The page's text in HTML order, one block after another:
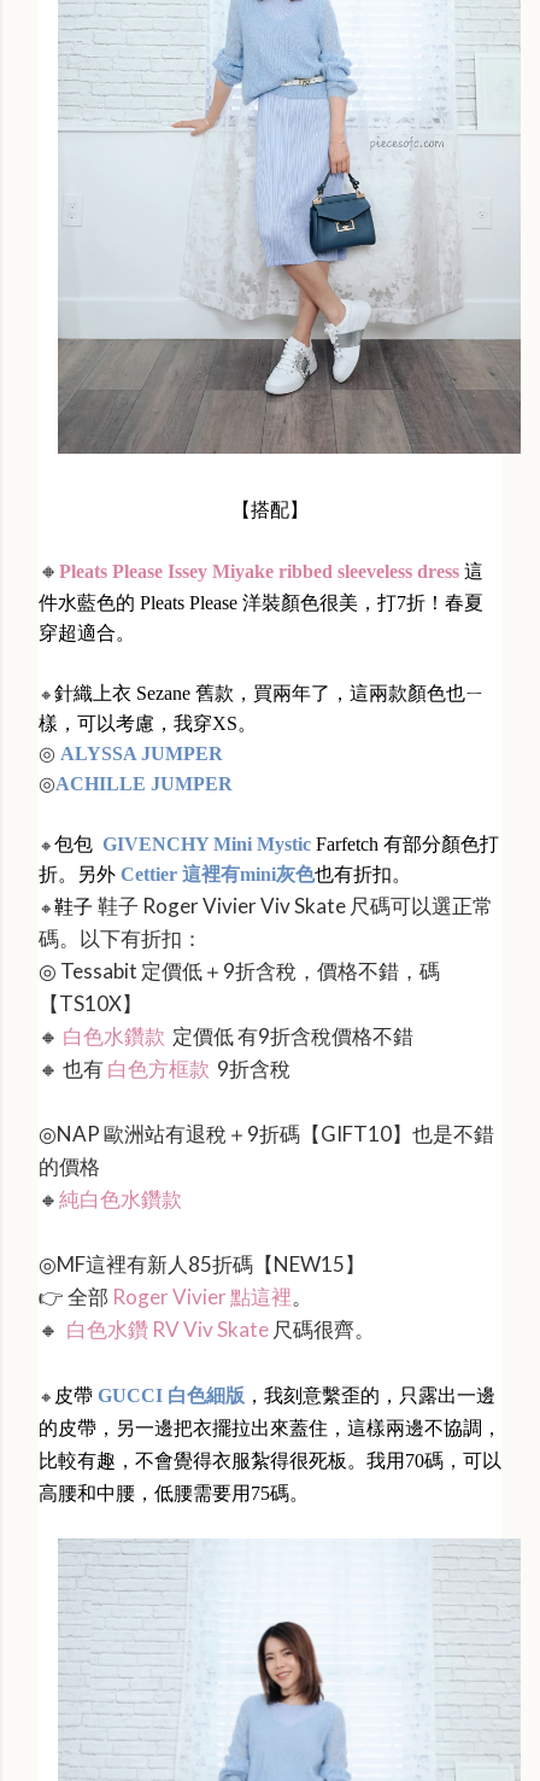
【搭配】
🔸 Pleats Please Issey Miyake ribbed sleeveless dress 這
件水藍色的 Pleats Please 洋裝顏色很美，打7折！春夏
穿超適合。
🔸 針織上衣 Sezane 舊款，買兩年了，這兩款顏色也ㄧ
樣，可以考慮，我穿XS。
◎ ALYSSA JUMPER
◎ACHILLE JUMPER
🔸 包包 GIVENCHY Mini Mystic Farfetch 有部分顏色打
折。另外 Cettier 這裡有mini灰色也有折扣。
🔸 鞋子 鞋子 Roger VivierViv Skate 尺碼可以選正常
碼。 以下有折扣：
◎ Tessabit 定價低＋9折含稅，價格不錯，碼
【TS10X】
🔸 白色水鑽款 定價低 有9折含稅價格不錯
🔸 也有白色方框款 9折含稅
◎NAP 歐洲站有退稅＋9折碼【GIFT10】也是不錯
的價格
🔸純白色水鑽款
◎MF這裡有新人85折碼【NEW15】
👉 全部 Roger Vivier 點這裡。
🔸 白色水鑽 RV Viv Skate 尺碼很齊。
🔸 皮帶 GUCCI 白色細版 ，我刻意繫歪的，只露出一邊
的皮帶，另一邊把衣擺拉出來蓋住，這樣兩邊不協調，
比較有趣，不會覺得衣服紮得很死板。我用70碼，可以
高腰和中腰，低腰需要用75碼。